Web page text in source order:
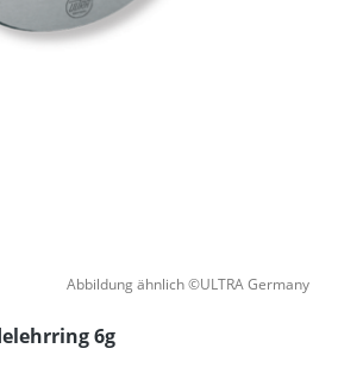
Abbildung ähnlich ©ULTRA Germany
6g